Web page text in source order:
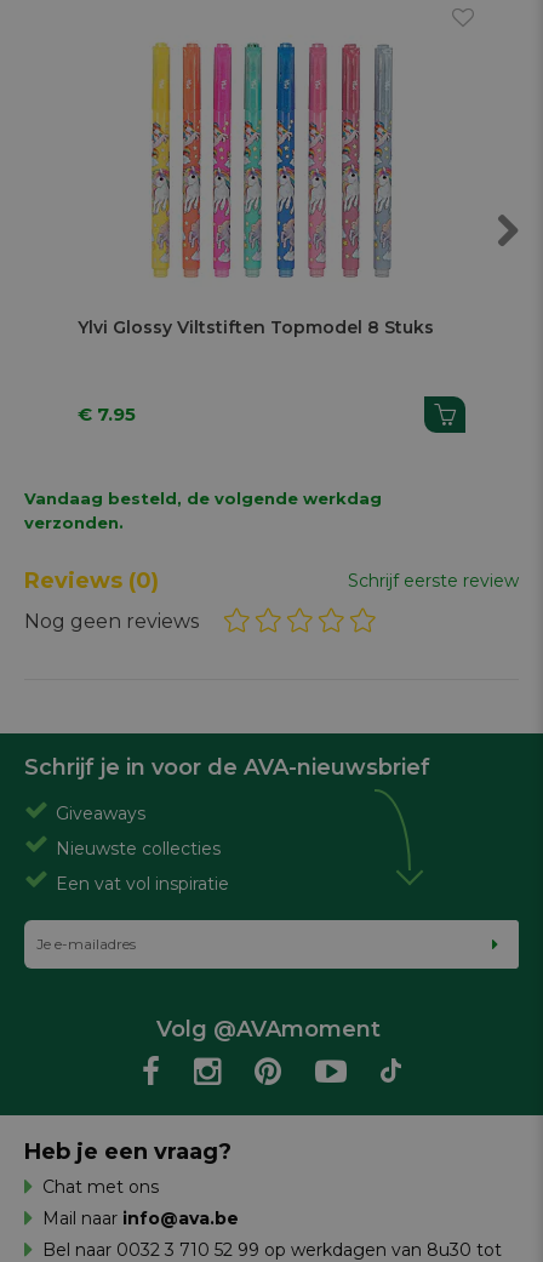
Ylvi Glossy Viltstiften Topmodel 8 Stuks
€ 7.95
Vandaag besteld, de volgende werkdag
verzonden.
Reviews (0) Schrijf eerste review
Nog geen reviews
Schrijf je in voor de AVA-nieuwsbrief
Giveaways
Nieuwste collecties
Een vat vol inspiratie
Volg @AVAmoment
Heb je een vraag?
Chat met ons
Mail naar info@ava.be
Bel naar 0032 3 710 52 99 op werkdagen van 8u30 tot